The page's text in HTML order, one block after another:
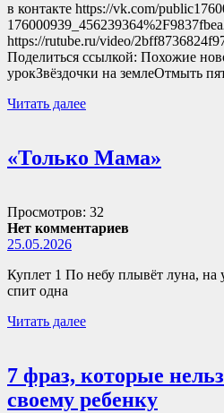
в контакте https://vk.com/
https://rutube.ru/video/
Поделиться ссылкой: Похожие
урокЗвёздочки на землеОтмыть
Читать далее
«Только Мама»
Просмотров: 32
Нет комментариев
25.05.2026
Куплет 1 По небу плывёт луна,
спит одна
Читать далее
7 фраз, которые
своему ребенку